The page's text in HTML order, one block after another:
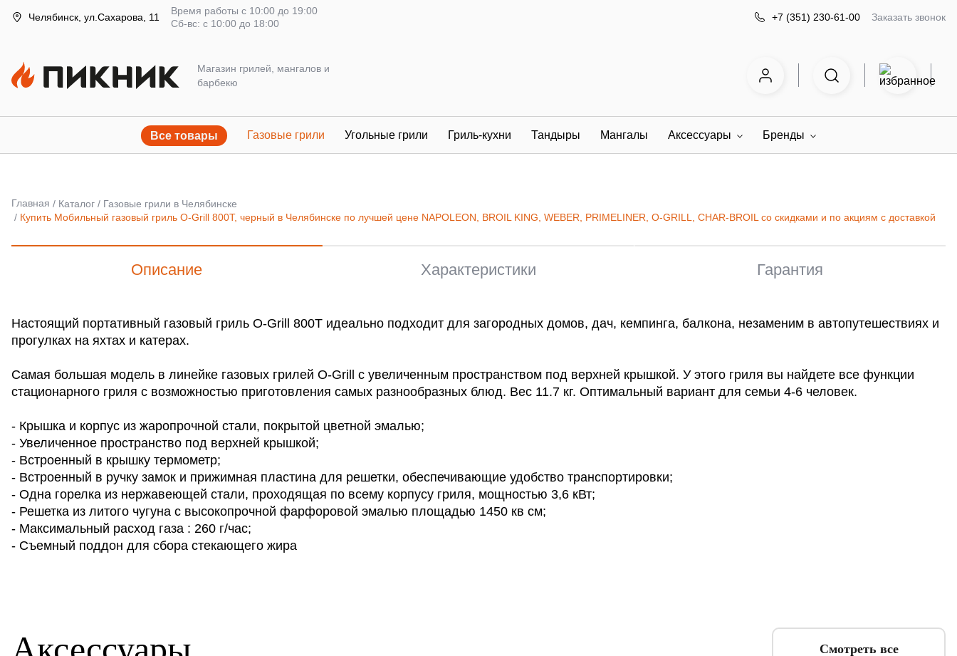
Челябинск, ул.Сахарова, 11
Время работы с 10:00 до 19:00
Сб-вс: с 10:00 до 18:00
+7 (351) 230-61-00 Заказать звонок
Магазин грилей, мангалов и
барбекю
Все товары Газовые грили Угольные грили Гриль-кухни Тандыры Мангалы Аксессуары Бренды
Главная Каталог
Газовые грили в Челябинске
Купить Мобильный газовый гриль O-Grill 800T, черный в Челябинске по лучшей цене NAPOLEON, BROIL KING, WEBER, PRIMELINER, O-GRILL, CHAR-BROIL со скидками и по акциям с доставкой
Описание Характеристики Гарантия
Настоящий портативный газовый гриль O-Grill 800T идеально подходит для загородных домов, дач, кемпинга, балкона, незаменим в автопутешествиях и
прогулках на яхтах и катерах.
Самая большая модель в линейке газовых грилей O-Grill с увеличенным пространством под верхней крышкой. У этого гриля вы найдете все функции
стационарного гриля с возможностью приготовления самых разнообразных блюд. Вес 11.7 кг. Оптимальный вариант для семьи 4-6 человек.
- Крышка и корпус из жаропрочной стали, покрытой цветной эмалью;
- Увеличенное пространство под верхней крышкой;
- Встроенный в крышку термометр;
- Встроенный в ручку замок и прижимная пластина для решетки, обеспечивающие удобство транспортировки;
- Одна горелка из нержавеющей стали, проходящая по всему корпусу гриля, мощностью 3,6 кВт;
- Решетка из литого чугуна с высокопрочной фарфоровой эмалью площадью 1450 кв см;
- Максимальный расход газа : 260 г/час;
- Съемный поддон для сбора стекающего жира
Смотреть все